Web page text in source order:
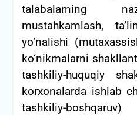
talabalarning
mustahkamlash,
yo‘nalishi
ko‘nikmalarni
tashkiliy-huquqiy
korxonalarda ishlab
tashkiliy-